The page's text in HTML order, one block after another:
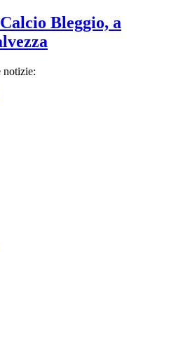
Bleggio, a
notizie: